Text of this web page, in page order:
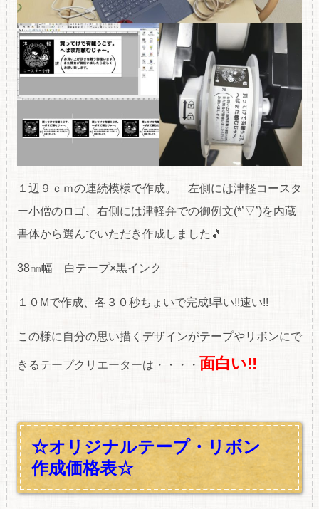
１辺９ｃｍの連続模様で作成。 左側には津軽コースタ
ー小僧のロゴ、右側には津軽弁での御例文(*’▽’)を内蔵
書体から選んでいただき作成しました🎵
38㎜幅 白テープ×黒インク
１０Mで作成、各３０秒ちょいで完成!早い!!速い!!
この様に自分の思い描くデザインがテープやリボンにで
きるテープクリエーターは・・・・ 面白い!!
☆オリジナルテープ・リボン
作成価格表☆